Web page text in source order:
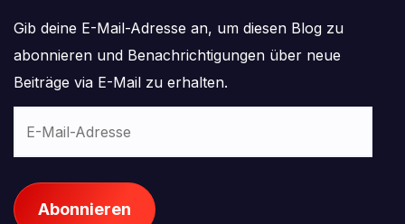
Gib deine E-Mail-Adresse an, um diesen Blog zu
abonnieren und Benachrichtigungen über neue
Beiträge via E-Mail zu erhalten.
Abonnieren